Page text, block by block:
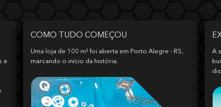
e
COMO TUDO COMEÇOU
Uma loja de 100 m² foi aberta em Porto Alegre - RS,
marcando o início da história.
A